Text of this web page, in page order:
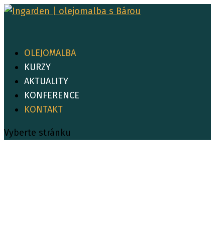
OLEJOMALBA
KURZY
AKTUALITY
KONFERENCE
KONTAKT
Vyberte stránku